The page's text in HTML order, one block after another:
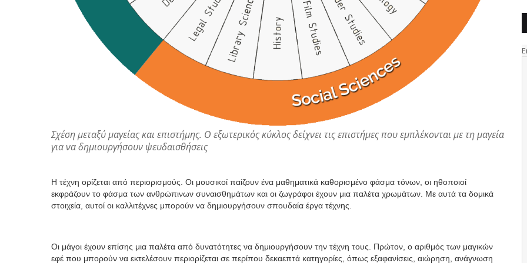
Σχέση μεταξύ μαγείας και επιστήμης. Ο εξωτερικός κύκλος δείχνει τις επιστήμες που εμπλέκονται με τη μαγεία
για να δημιουργήσουν ψευδαισθήσεις
Η τέχνη ορίζεται από περιορισμούς. Οι μουσικοί παίζουν ένα μαθηματικά καθορισμένο φάσμα τόνων, οι ηθοποιοί
εκφράζουν το φάσμα των ανθρώπινων συναισθημάτων και οι ζωγράφοι έχουν μια παλέτα χρωμάτων. Με αυτά τα δομικά
στοιχεία, αυτοί οι καλλιτέχνες μπορούν να δημιουργήσουν σπουδαία έργα τέχνης.
Οι μάγοι έχουν επίσης μια παλέτα από δυνατότητες να δημιουργήσουν την τέχνη τους. Πρώτον, ο αριθμός των μαγικών
εφέ που μπορούν να εκτελέσουν περιορίζεται σε περίπου δεκαεπτά κατηγορίες, όπως εξαφανίσεις, αιώρηση, ανάγνωση